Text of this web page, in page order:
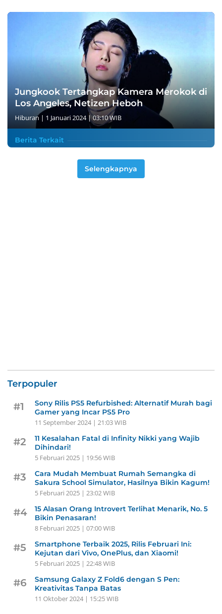
Jungkook Tertangkap Kamera Merokok di
Los Angeles, Netizen Heboh
Hiburan | 1 Januari 2024 | 03:10 WIB
Berita Terkait
Selengkapnya
Terpopuler
#1
Sony Rilis PS5 Refurbished: Alternatif Murah bagi
Gamer yang Incar PS5 Pro
11 September 2024 | 21:03 WIB
#2
11 Kesalahan Fatal di Infinity Nikki yang Wajib
Dihindari!
5 Februari 2025 | 19:56 WIB
#3
Cara Mudah Membuat Rumah Semangka di
Sakura School Simulator, Hasilnya Bikin Kagum!
5 Februari 2025 | 23:02 WIB
#4
15 Alasan Orang Introvert Terlihat Menarik, No. 5
Bikin Penasaran!
8 Februari 2025 | 07:00 WIB
#5
Smartphone Terbaik 2025, Rilis Februari Ini:
Kejutan dari Vivo, OnePlus, dan Xiaomi!
5 Februari 2025 | 22:48 WIB
#6
Samsung Galaxy Z Fold6 dengan S Pen:
Kreativitas Tanpa Batas
11 Oktober 2024 | 15:25 WIB